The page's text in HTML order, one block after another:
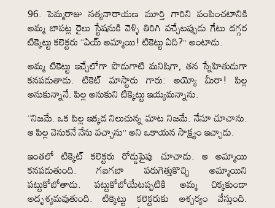
96. పెమ్మరాజు సత్యనారాయణ మూర్తి గారిని పంపించటానికి
అమ్మ బాపట్ల రైలు స్టేషనుకి వెళ్ళి తిరిగి వచ్చేటప్పుడు గేటు దగ్గర
టిక్కెట్టు కలెక్టరు “ఏయ్ అమ్మాయి! టికెట్టు ఏది?” అంటాడు.
అమ్మ టికెట్టు ఇచ్చేలోగా పొడుగాటి మనిషిగా, తన స్నేహితుడుగా
కనపడుతాడు. టికెట్ మాస్టారు గారు: అయ్యో మీరా! పిల్ల
అనుకున్నానే. పిల్ల అనుకుని టిక్కెట్టు ఇయ్యమన్నాను.
“నిజమే. ఒక పిల్ల ఇక్కడ నిలుచున్న మాట నిజమే. నేనూ చూచాను.
ఆ పిల్ల వెనుకనే నేను వచ్చాను” అని ఒకాయన సాక్ష్యం ఇచ్చాడు.
ఇంతలో టిక్కెట్ కలెక్టరు రోడ్డుపైపు చూచాడు. ఆ అమ్మాయి
కనపడుతుంది. గబగబా పరుగెత్తుకొచ్చి అమ్మాయిని
పట్టుకోబోతాడు. పట్టుకోబోయేటప్పటికి అమ్మ చిక్కకుండా
అదృశ్యమవుతుంది. టిక్కెట్టు కలెక్టరుకు ఆశ్చర్యం వేస్తుంది.